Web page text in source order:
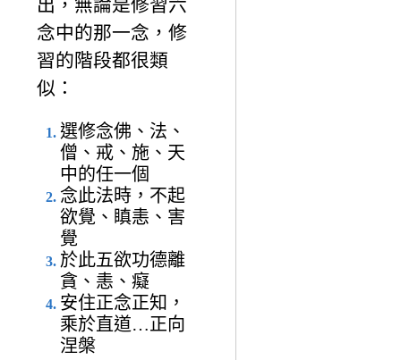
出，無論是修習六
念中的那一念，修
習的階段都很類
似：
選修念佛、法、
僧、戒、施、天
中的任一個
念此法時，不起
欲覺、瞋恚、害
覺
於此五欲功德離
貪、恚、癡
安住正念正知，
乘於直道…正向
涅槃